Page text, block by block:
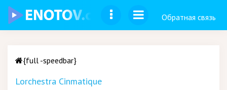
Обратная связь
{full -speedbar}
Lorchestra Cinmatique